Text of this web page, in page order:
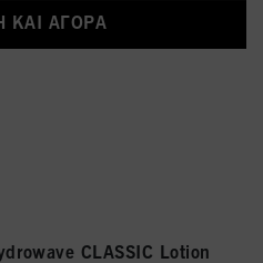
ΚΑΙ ΑΓΟΡΆ
CLASSIC Lotion